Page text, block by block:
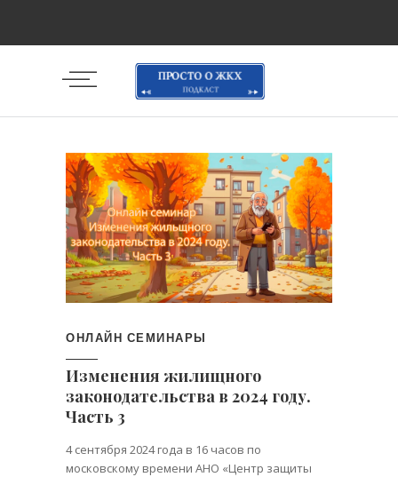
ОНЛАЙН СЕМИНАРЫ
Изменения жилищного
законодательства в 2024 году.
Часть 3
4 сентября 2024 года в 16 часов по
московскому времени АНО «Центр защиты